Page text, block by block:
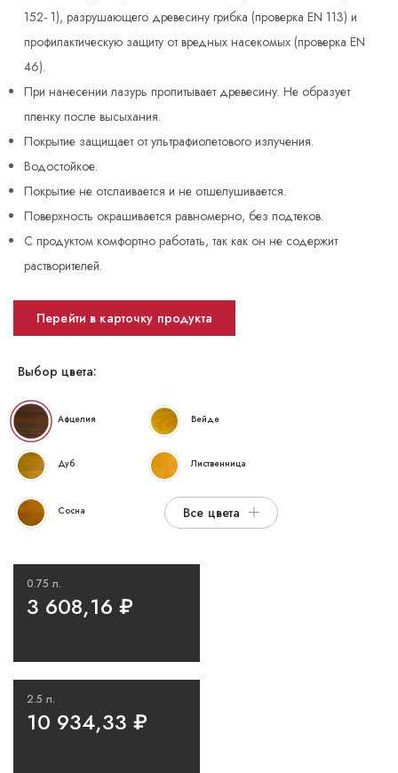
152- 1), разрушающего древесину грибка (проверка EN 113) и
профилактическую защиту от вредных насекомых (проверка EN
46).
При нанесении лазурь пропитывает древесину. Не образует
пленку после высыхания.
Покрытие защищает от ультрафиолетового излучения.
Водостойкое.
Покрытие не отслаивается и не отшелушивается.
Поверхность окрашивается равномерно, без подтеков.
С продуктом комфортно работать, так как он не содержит
растворителей.
Перейти в карточку продукта
Выбор цвета:
Афцелия Вейде
Дуб Лиственница
Сосна Все цвета
0.75 л.
3 608,16 ₽
2.5 л.
10 934,33 ₽